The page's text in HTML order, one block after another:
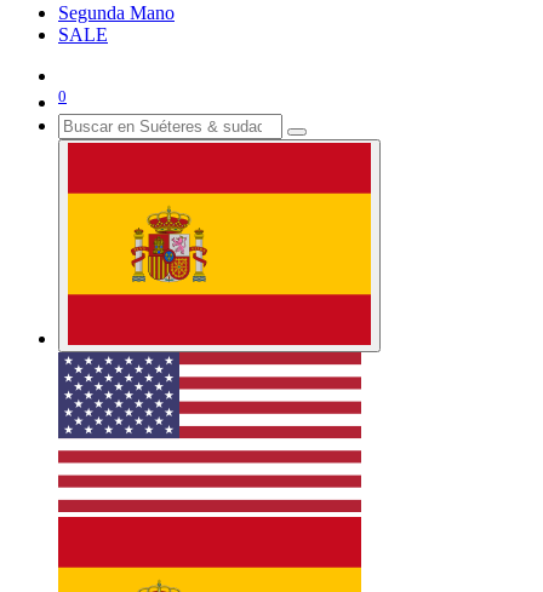
Segunda Mano
SALE
0